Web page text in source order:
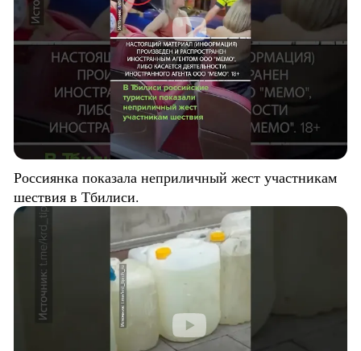
Россиянка показала неприличный жест участникам
шествия в Тбилиси.